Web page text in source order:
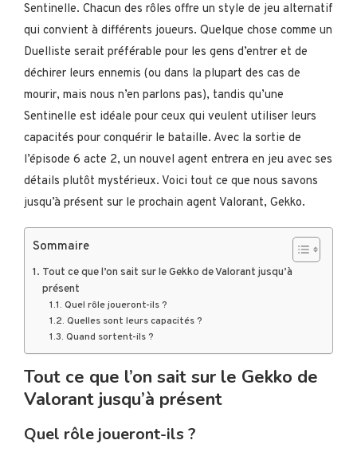
Sentinelle. Chacun des rôles offre un style de jeu alternatif
qui convient à différents joueurs. Quelque chose comme un
Duelliste serait préférable pour les gens d’entrer et de
déchirer leurs ennemis (ou dans la plupart des cas de
mourir, mais nous n’en parlons pas), tandis qu’une
Sentinelle est idéale pour ceux qui veulent utiliser leurs
capacités pour conquérir le bataille. Avec la sortie de
l’épisode 6 acte 2, un nouvel agent entrera en jeu avec ses
détails plutôt mystérieux. Voici tout ce que nous savons
jusqu’à présent sur le prochain agent Valorant, Gekko.
Sommaire
Tout ce que l’on sait sur le Gekko de Valorant jusqu’à
présent
Quel rôle joueront-ils ?
Quelles sont leurs capacités ?
Quand sortent-ils ?
Tout ce que l’on sait sur le Gekko de
Valorant jusqu’à présent
Quel rôle joueront-ils ?